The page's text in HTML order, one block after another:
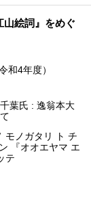
山絵詞』をめぐ
和4年度）
葉氏 : 逸翁本大
モノガタリ ト チ
『オオエヤマ エ
テ